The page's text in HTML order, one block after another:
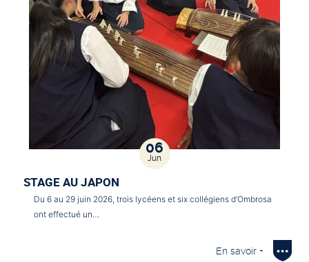
06
Jun
STAGE AU JAPON
Du 6 au 29 juin 2026, trois lycéens et six collégiens d’Ombrosa
ont effectué un…
En savoir +